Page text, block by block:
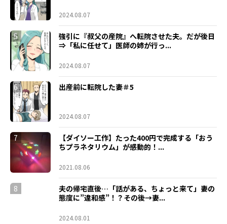
2024.08.07
5
強引に『叔父の産院』へ転院させた夫。だが後日
⇒「私に任せて」医師の姉が行っ...
2024.08.07
6 出産前に転院した妻＃5
2024.08.07
7
【ダイソー工作】たった400円で完成する「おう
ちプラネタリウム」が感動的！...
2021.08.06
8
夫の帰宅直後…「話がある、ちょっと来て」妻の
態度に”違和感”！？その後→妻...
2024.08.01